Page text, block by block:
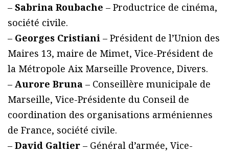
– Sabrina Roubache – Productrice de cinéma,
société civile.
– Georges Cristiani – Président de l’Union des
Maires 13, maire de Mimet, Vice-Président de
la Métropole Aix Marseille Provence, Divers.
– Aurore Bruna – Conseillère municipale de
Marseille, Vice-Présidente du Conseil de
coordination des organisations arméniennes
de France, société civile.
– David Galtier – Général d’armée, Vice-